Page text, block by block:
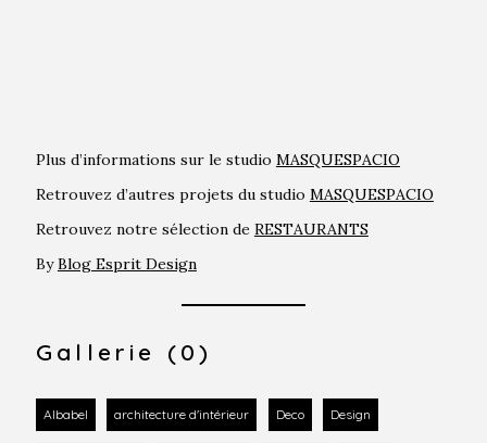
Plus d’informations sur le studio MASQUESPACIO
Retrouvez d’autres projets du studio MASQUESPACIO
Retrouvez notre sélection de RESTAURANTS
ByBlog Esprit Design
Gallerie (0)
Albabel architecture d'intérieur Deco Design